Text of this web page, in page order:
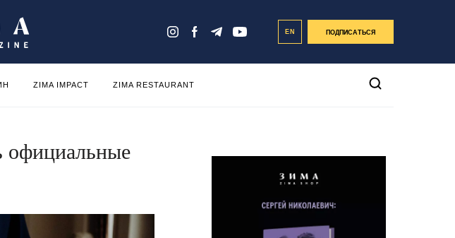
EN ПОДПИСАТЬСЯ
ZIMA IMPACT ZIMA RESTAURANT
официальные